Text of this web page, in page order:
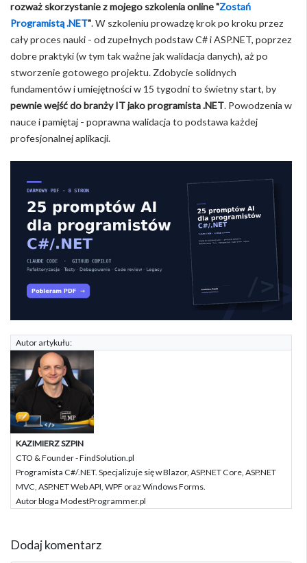
rozważ skorzystanie z mojego szkolenia online "Zostań
Programistą .NET". W szkoleniu prowadzę krok po kroku przez
cały proces nauki - od zupełnych podstaw C# i ASP.NET, poprzez
dobre praktyki (w tym tak ważne jak walidacja danych), aż po
stworzenie gotowego projektu. Zdobycie solidnych
fundamentów i umiejętności w 15 tygodni to świetny start, by
pewnie wejść do branży IT jako programista .NET. Powodzenia w
nauce i pamiętaj - poprawna walidacja to podstawa każdej
profesjonalnej aplikacji.
Autor artykułu:
KAZIMIERZ SZPIN
CTO & Founder - FindSolution.pl
Programista C#/.NET. Specjalizuje się w Blazor, ASP.NET Core, ASP.NET
MVC, ASP.NET Web API, WPF oraz Windows Forms.
Autor bloga ModestProgrammer.pl
Dodaj komentarz